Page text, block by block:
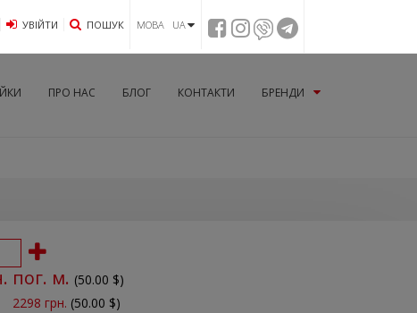
УВIЙТИ ПОШУК МОВА UA
ПРО НАС БЛОГ КОНТАКТИ БРЕНДИ
пог. м. (50.00 $)
2298 грн. (50.00 $)